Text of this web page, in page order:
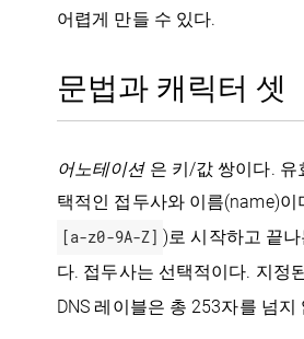
어렵게 만들 수 있다.
문법과 캐릭터 셋
어노테이션은 키/값 쌍이다. 유
택적인 접두사와 이름(name)이
[a-z0-9A-Z] )로 시작하고 끝
다. 접두사는 선택적이다. 지정
DNS 레이블은 총 253자를 넘지